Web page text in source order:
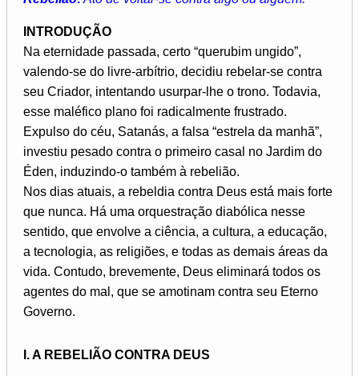
INTRODUÇÃO
Na eternidade passada, certo “querubim ungido”,
valendo-se do livre-arbítrio, decidiu rebelar-se contra
seu Criador, intentando usurpar-lhe o trono. Todavia,
esse maléfico plano foi radicalmente frustrado.
Expulso do céu, Satanás, a falsa “estrela da manhã”,
investiu pesado contra o primeiro casal no Jardim do
Éden, induzindo-o também à rebelião.
Nos dias atuais, a rebeldia contra Deus está mais forte
que nunca. Há uma orquestração diabólica nesse
sentido, que envolve a ciência, a cultura, a educação,
a tecnologia, as religiões, e todas as demais áreas da
vida. Contudo, brevemente, Deus eliminará todos os
agentes do mal, que se amotinam contra seu Eterno
Governo.
I. A REBELIÃO CONTRA DEUS